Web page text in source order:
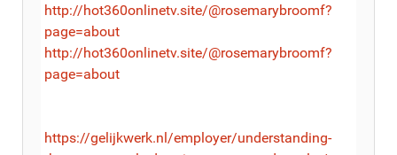
http://hot360onlinetv.site/@rosemarybroomf?
page=about
http://hot360onlinetv.site/@rosemarybroomf?
page=about
https://gelijkwerk.nl/employer/understanding-